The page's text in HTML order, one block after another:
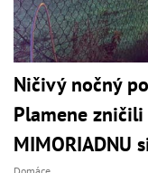
Ničivý nočný
Plamene zničili
MIMORIADNU